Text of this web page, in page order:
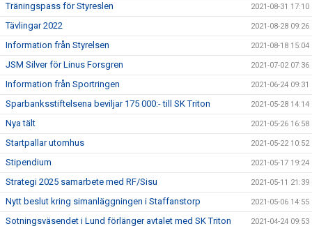
Träningspass för Styreslen 2021-08-31 17:10
Tävlingar 2022 2021-08-28 09:26
Information från Styrelsen 2021-08-18 15:04
JSM Silver för Linus Forsgren 2021-07-02 07:36
Information från Sportringen 2021-06-24 09:31
Sparbanksstiftelsena beviljar 175 000:- till SK Triton 2021-05-28 14:14
Nya tält 2021-05-26 16:58
Startpallar utomhus 2021-05-22 10:52
Stipendium 2021-05-17 19:24
Strategi 2025 samarbete med RF/Sisu 2021-05-11 21:39
Nytt beslut kring simanläggningen i Staffanstorp 2021-05-06 14:55
Sotningsväsendet i Lund förlänger avtalet med SK Triton 2021-04-24 09:53